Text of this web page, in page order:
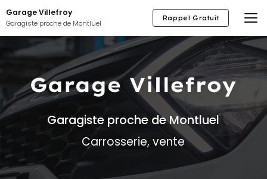
au
contenu
principal
Garage Villefroy
Garagiste proche de Montluel
Rappel Gratuit
Garagiste proche de Montluel
Carrosserie, vente